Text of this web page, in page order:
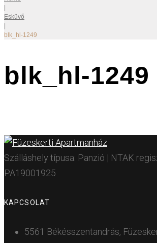
Esküvő
blk_hl-1249
blk_hl-1249
Szálláshely típusa: Panzió | NTAK
PA19001925
KAPCSOLAT
5561 Békésszentandrás,